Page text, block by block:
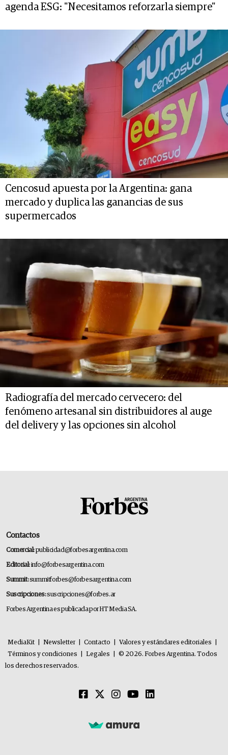
agenda ESG: "Necesitamos reforzarla siempre"
Cencosud apuesta por la Argentina: gana
mercado y duplica las ganancias de sus
supermercados
Radiografía del mercado cervecero: del
fenómeno artesanal sin distribuidores al auge
del delivery y las opciones sin alcohol
Contactos
Comercial:publicidad@forbesargentina.com
Editorial:info@forbesargentina.com
Summit:summitforbes@forbesargentina.com
Suscripciones:suscripciones@forbes.ar
Forbes Argentina es publicada por HT Media SA.
MediaKit Newsletter Contacto Valores y estándares editoriales
Términos y condiciones
Legales
© 2026. Forbes Argentina. Todos
los derechos reservados.